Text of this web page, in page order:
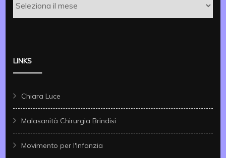
LINKS
Chiara Luce
Malasanità Chirurgia Brindisi
Movimento per l'Infanzia